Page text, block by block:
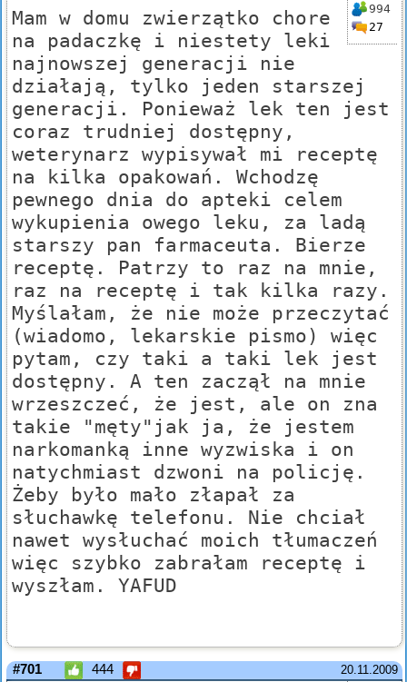
994
27
Mam w domu zwierzątko chore
na padaczkę i niestety leki
najnowszej generacji nie
działają, tylko jeden starszej
generacji. Ponieważ lek ten jest
coraz trudniej dostępny,
weterynarz wypisywał mi receptę
na kilka opakowań. Wchodzę
pewnego dnia do apteki celem
wykupienia owego leku, za ladą
starszy pan farmaceuta. Bierze
receptę. Patrzy to raz na mnie,
raz na receptę i tak kilka razy.
Myślałam, że nie może przeczytać
(wiadomo, lekarskie pismo) więc
pytam, czy taki a taki lek jest
dostępny. A ten zaczął na mnie
wrzeszczeć, że jest, ale on zna
takie "męty"jak ja, że jestem
narkomanką inne wyzwiska i on
natychmiast dzwoni na policję.
Żeby było mało złapał za
słuchawkę telefonu. Nie chciał
nawet wysłuchać moich tłumaczeń
więc szybko zabrałam receptę i
wyszłam. YAFUD
20.11.2009
#701 444